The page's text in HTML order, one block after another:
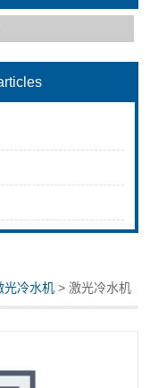
光冷水机 > 激光冷水机